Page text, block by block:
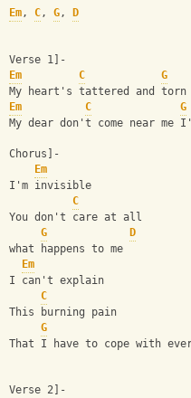
Em, C, G, D
Verse 1]-
Em
C G
My heart's tattered and
Em
C G
My dear don't come near me
Chorus]-
Em
I'm invisible
C
You don't care at all
G
D
what happens to me
Em
I can't explain
C
This burning pain
G
That I have to cope with
Verse 2]-